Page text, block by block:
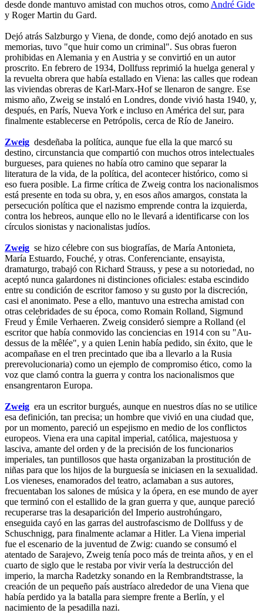
desde donde mantuvo amistad con muchos otros, como André Gide
y Roger Martin du Gard.
Dejó atrás Salzburgo y Viena, de donde, como dejó anotado en sus
memorias, tuvo "que huir como un criminal". Sus obras fueron
prohibidas en Alemania y en Austria y se convirtió en un autor
proscrito. En febrero de 1934, Dollfuss reprimió la huelga general y
la revuelta obrera que había estallado en Viena: las calles que rodean
las viviendas obreras de Karl-Marx-Hof se llenaron de sangre. Ese
mismo año, Zweig se instaló en Londres, donde vivió hasta 1940, y,
después, en París, Nueva York e incluso en América del sur, para
finalmente establecerse en Petrópolis, cerca de Río de Janeiro.
Zweig desdeñaba la política, aunque fue ella la que marcó su
destino, circunstancia que compartió con muchos otros intelectuales
burgueses, para quienes no había otro camino que separar la
literatura de la vida, de la política, del acontecer histórico, como si
eso fuera posible. La firme crítica de Zweig contra los nacionalismos
está presente en toda su obra, y, en esos años amargos, constata la
persecución política que el nazismo emprende contra la izquierda,
contra los hebreos, aunque ello no le llevará a identificarse con los
círculos sionistas y nacionalistas judíos.
Zweig se hizo célebre con sus biografías, de María Antonieta,
María Estuardo, Fouché, y otras. Conferenciante, ensayista,
dramaturgo, trabajó con Richard Strauss, y pese a su notoriedad, no
aceptó nunca galardones ni distinciones oficiales: estaba escindido
entre su condición de escritor famoso y su gusto por la discreción,
casi el anonimato. Pese a ello, mantuvo una estrecha amistad con
otras celebridades de su época, como Romain Rolland, Sigmund
Freud y Émile Verhaeren. Zweig consideró siempre a Rolland (el
escritor que había conmovido las conciencias en 1914 con su "Au-
dessus de la mêlée", y a quien Lenin había pedido, sin éxito, que le
acompañase en el tren precintado que iba a llevarlo a la Rusia
prerevolucionaria) como un ejemplo de compromiso ético, como la
voz que clamó contra la guerra y contra los nacionalismos que
ensangrentaron Europa.
Zweig era un escritor burgués, aunque en nuestros días no se utilice
esa definición, tan precisa; un hombre que vivió en una ciudad que,
por un momento, pareció un espejismo en medio de los conflictos
europeos. Viena era una capital imperial, católica, majestuosa y
lasciva, amante del orden y de la precisión de los funcionarios
imperiales, tan puntillosos que hasta organizaban la prostitución de
niñas para que los hijos de la burguesía se iniciasen en la sexualidad.
Los vieneses, enamorados del teatro, aclamaban a sus autores,
frecuentaban los salones de música y la ópera, en ese mundo de ayer
que terminó con el estallido de la gran guerra y que, aunque pareció
recuperarse tras la desaparición del Imperio austrohúngaro,
enseguida cayó en las garras del austrofascismo de Dollfuss y de
Schuschnigg, para finalmente aclamar a Hitler. La Viena imperial
fue el escenario de la juventud de Zwig: cuando se consumó el
atentado de Sarajevo, Zweig tenía poco más de treinta años, y en el
cuarto de siglo que le restaba por vivir vería la destrucción del
imperio, la marcha Radetzky sonando en la Rembrandtstrasse, la
creación de un pequeño país austríaco alrededor de una Viena que
había perdido ya la batalla para siempre frente a Berlín, y el
nacimiento de la pesadilla nazi.